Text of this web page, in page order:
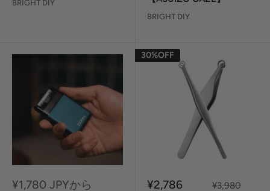
BRIGHT DIY
BRIGHT DIY
セ
¥1,780 JPYから
30%OFF
セ
¥2,786
定
¥3,980